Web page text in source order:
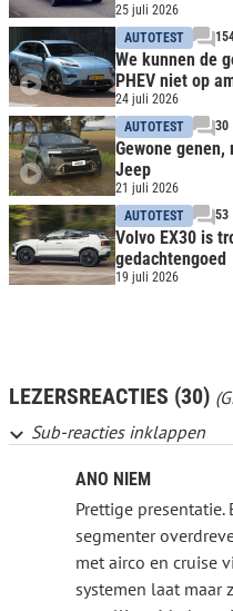
25 juli 2026
AUTOTEST
We kunnen de
PHEV niet op
24 juli 2026
AUTOTEST
30
Gewone
Jeep
21 juli 2026
AUTOTEST
53
Volvo EX30 is
gedachtengoed
19 juli 2026
LEZERSREACTIES (30)
Sub-reacties inklappen
ANO NIEM
Prettige
segmenter
met airco en cruise
systemen laat maar